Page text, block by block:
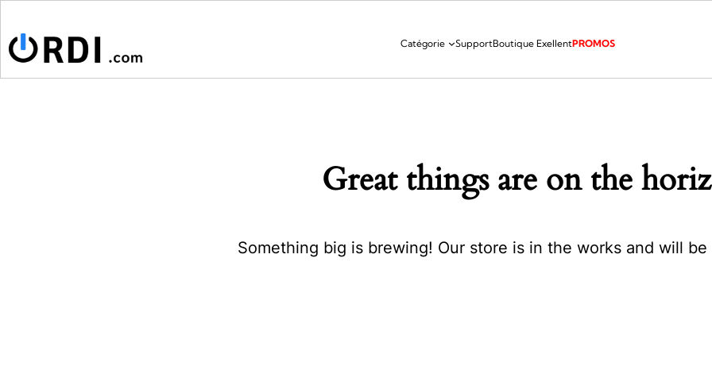
Catégorie SupportBoutique ExellentPROMOS
Great things are on the
Something big is brewing! Our store is in the works and will be